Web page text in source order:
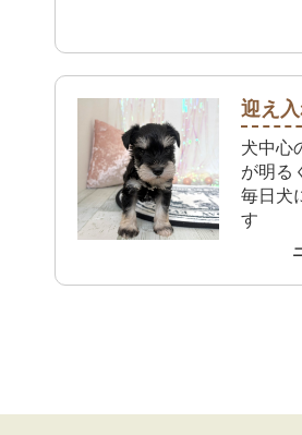
気に
迎え
犬中心
が明る
毎日犬
す